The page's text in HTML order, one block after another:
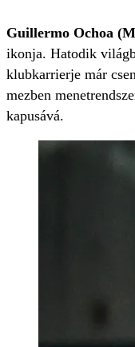
Guillermo Ochoa
ikonja. Hatodik
klubkarrierje már
mezben
kapusává.